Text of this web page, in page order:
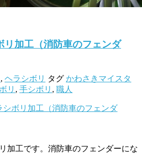
リ加工（消防車のフェンダ
, ヘラシボリ タグ かわさきマイスタ
リ , 手シボリ , 職人
加工です。消防車のフェンダーにな